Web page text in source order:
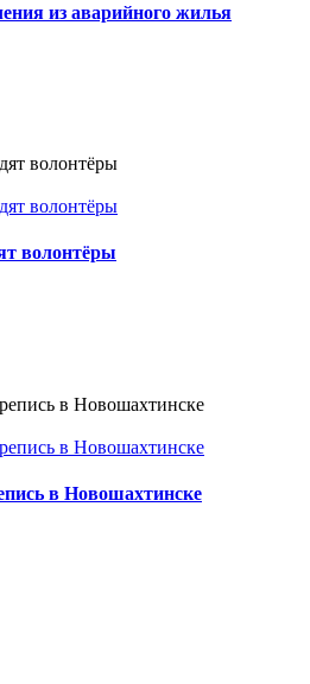
из аварийного жилья
волонтёры
в Новошахтинске